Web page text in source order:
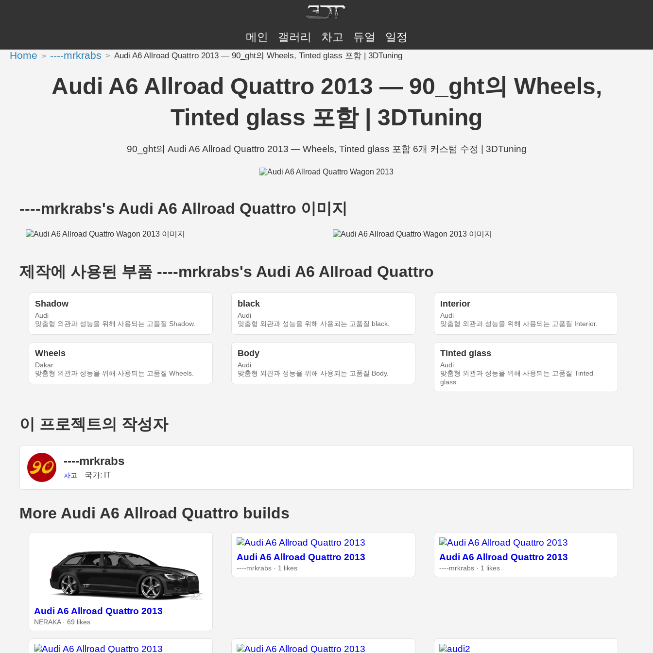
메인 갤러리 차고 듀얼 일정
Home ----mrkrabs Audi A6 Allroad Quattro 2013 — 90_ght의 Wheels, Tinted glass 포함 | 3DTuning
Audi A6 Allroad Quattro 2013 — 90_ght의 Wheels,
Tinted glass 포함 | 3DTuning
90_ght의 Audi A6 Allroad Quattro 2013 — Wheels, Tinted glass 포함 6개 커스텀 수정 | 3DTuning
----mrkrabs's Audi A6 Allroad Quattro 이미지
제작에 사용된 부품 ----mrkrabs's Audi A6 Allroad Quattro
Shadow
Audi
맞춤형 외관과 성능을 위해 사용되는 고품질 Shadow.
black
Audi
맞춤형 외관과 성능을 위해 사용되는 고품질 black.
Interior
Audi
맞춤형 외관과 성능을 위해 사용되는 고품질 Interior.
Wheels
Dakar
맞춤형 외관과 성능을 위해 사용되는 고품질 Wheels.
Body
Audi
맞춤형 외관과 성능을 위해 사용되는 고품질 Body.
Tinted glass
Audi
맞춤형 외관과 성능을 위해 사용되는 고품질 Tinted
glass.
이 프로젝트의 작성자
----mrkrabs
차고 국가: IT
More Audi A6 Allroad Quattro builds
Audi A6 Allroad Quattro 2013
NERAKA · 69 likes
Audi A6 Allroad Quattro 2013
----mrkrabs · 1 likes
Audi A6 Allroad Quattro 2013
----mrkrabs · 1 likes